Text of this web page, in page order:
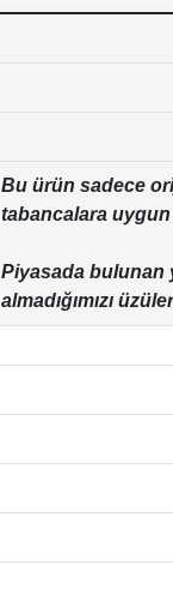
Bu ürün sadece
tabancalara
Piyasada bulunan
almadığımızı